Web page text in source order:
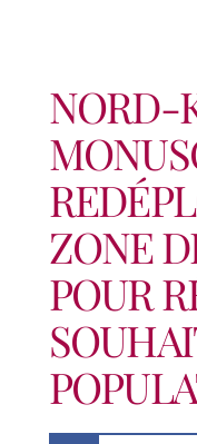
NORD-
ZONE
POUR